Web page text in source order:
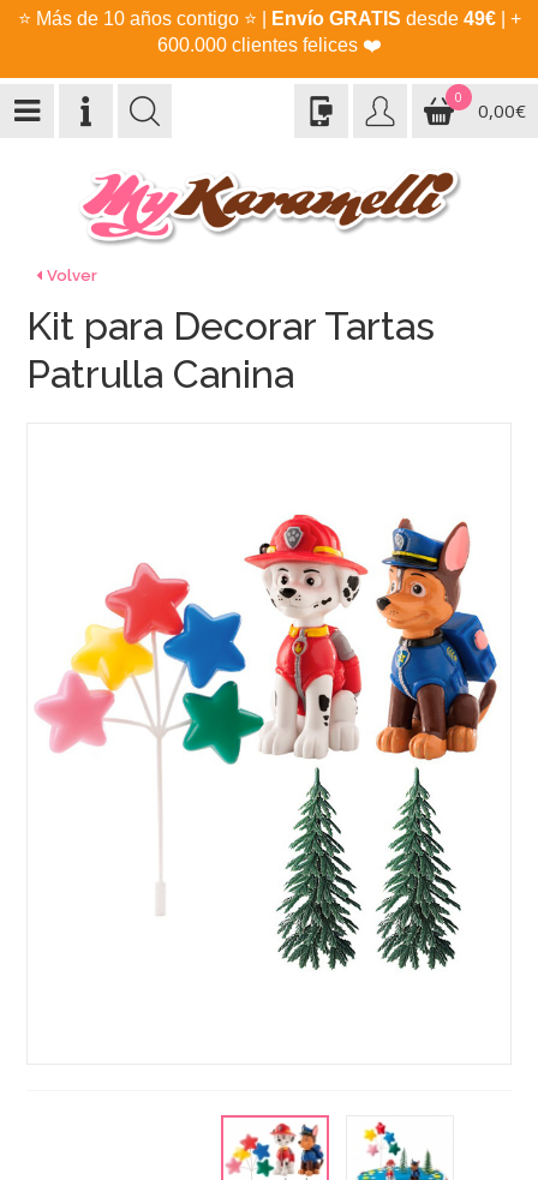
⭐ Más de 10 años contigo ⭐ Envío GRATIS desde 49€| +
600.000 clientes felices ❤️
0
0,00€
Volver
Kit para Decorar Tartas
Patrulla Canina